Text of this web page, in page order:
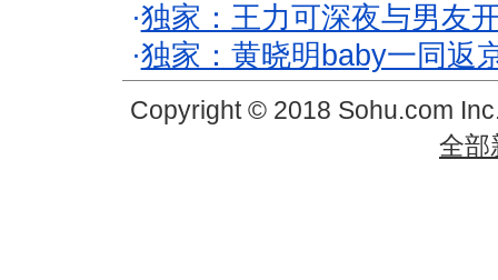
·独家：王力可深夜与男友
·独家：黄晓明baby一同返
Copyright © 2018 Sohu.com
全部